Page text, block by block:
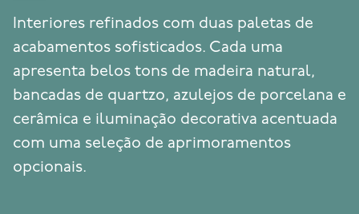
Interiores refinados com duas paletas de
acabamentos sofisticados. Cada uma
apresenta belos tons de madeira natural,
bancadas de quartzo, azulejos de porcelana e
cerâmica e iluminação decorativa acentuada
com uma seleção de aprimoramentos
opcionais.